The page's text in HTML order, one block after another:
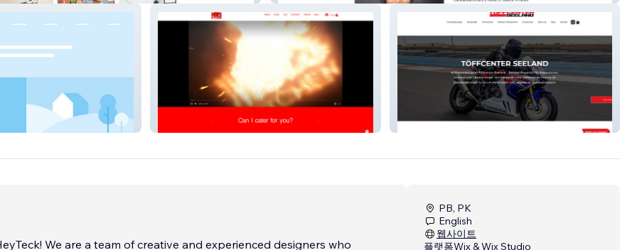
Moes Kitchen Töff Center Seeland
PB, PK
English
웹사이트
플랫폼Wix & Wix Studio